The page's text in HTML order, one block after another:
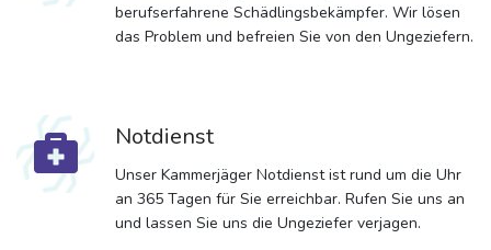
berufserfahrene Schädlingsbekämpfer. Wir lösen
das Problem und befreien Sie von den Ungeziefern.
Notdienst
Unser Kammerjäger Notdienst ist rund um die Uhr
an 365 Tagen für Sie erreichbar. Rufen Sie uns an
und lassen Sie uns die Ungeziefer verjagen.